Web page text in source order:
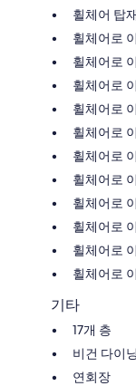
휠체어 탑
휠체어로
휠체어로
휠체어로
휠체어로
휠체어로
휠체어로
휠체어로
휠체어로
휠체어로
휠체어로
휠체어로
기타
17개 층
비건 다이
연회장